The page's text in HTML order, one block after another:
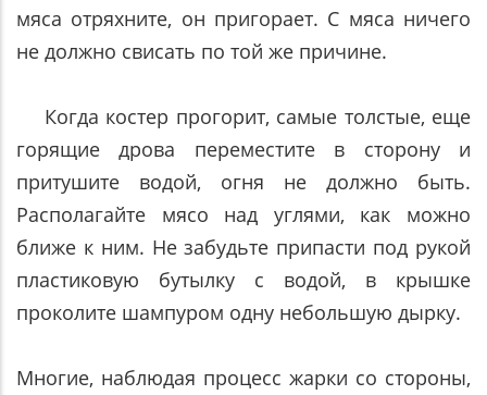
мяса отряхните, он пригорает. С мяса ничего
не должно свисать по той же причине.
Когда костер прогорит, самые толстые, еще
горящие дрова переместите в сторону и
притушите водой, огня не должно быть.
Располагайте мясо над углями, как можно
ближе к ним. Не забудьте припасти под рукой
пластиковую бутылку с водой, в крышке
проколите шампуром одну небольшую дырку.
Многие, наблюдая процесс жарки со стороны,